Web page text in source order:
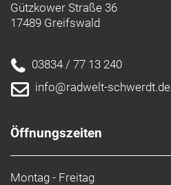
Gützkower Straße 36
17489 Greifswald
03834 / 77 13 240
info@radwelt-schwerdt.de
Öffnungszeiten
Montag - Freitag